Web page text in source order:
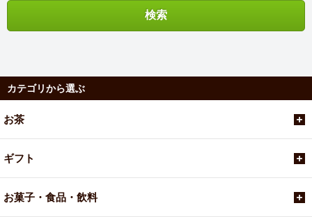
カテゴリから選ぶ
お茶
ギフト
お菓子・食品・飲料